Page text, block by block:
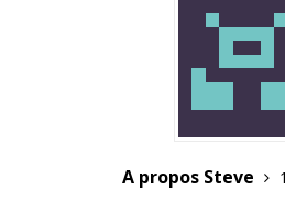
A propos Steve